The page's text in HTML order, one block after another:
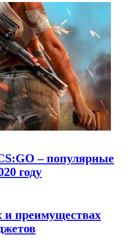
– популярные
году
и преимуществах